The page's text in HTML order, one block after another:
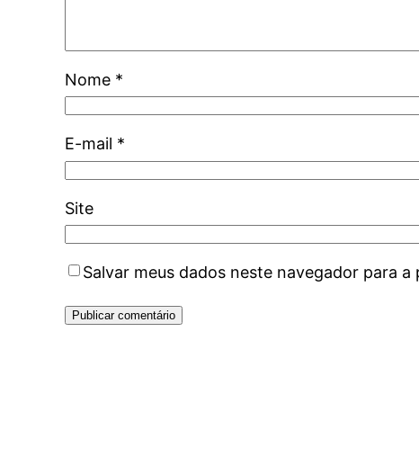
Nome *
E-mail *
Site
Salvar meus dados neste navegador para